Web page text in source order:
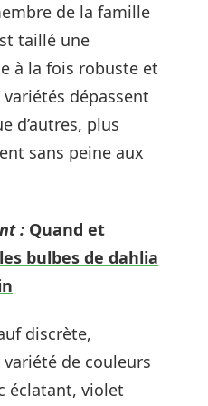
de la famille
taillé une
à la fois robuste et
dépassent
d’autres, plus
sans peine aux
: Quand et
bulbes de dahlia
discrète,
variété de couleurs
éclatant, violet